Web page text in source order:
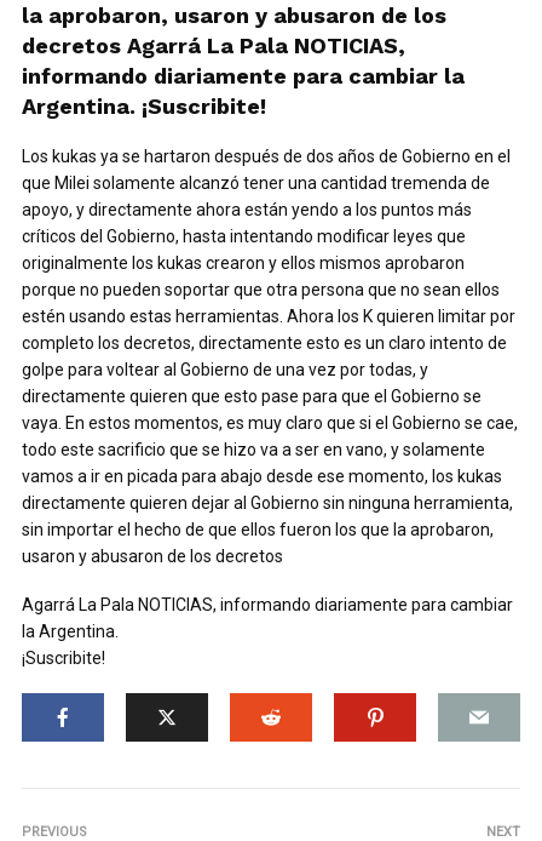
la aprobaron, usaron y abusaron de los
decretos Agarrá La Pala NOTICIAS,
informando diariamente para cambiar la
Argentina. ¡Suscribite!
Los kukas ya se hartaron después de dos años de Gobierno en el
que Milei solamente alcanzó tener una cantidad tremenda de
apoyo, y directamente ahora están yendo a los puntos más
críticos del Gobierno, hasta intentando modificar leyes que
originalmente los kukas crearon y ellos mismos aprobaron
porque no pueden soportar que otra persona que no sean ellos
estén usando estas herramientas. Ahora los K quieren limitar por
completo los decretos, directamente esto es un claro intento de
golpe para voltear al Gobierno de una vez por todas, y
directamente quieren que esto pase para que el Gobierno se
vaya. En estos momentos, es muy claro que si el Gobierno se cae,
todo este sacrificio que se hizo va a ser en vano, y solamente
vamos a ir en picada para abajo desde ese momento, los kukas
directamente quieren dejar al Gobierno sin ninguna herramienta,
sin importar el hecho de que ellos fueron los que la aprobaron,
usaron y abusaron de los decretos
Agarrá La Pala NOTICIAS, informando diariamente para cambiar
la Argentina.
¡Suscribite!
PREVIOUS NEXT